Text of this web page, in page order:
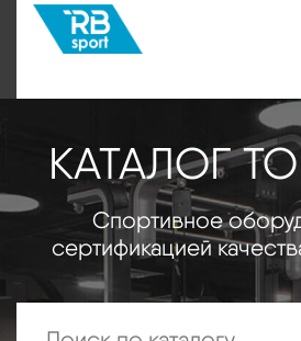
КАТАЛОГ
Спортивное
сертификацией